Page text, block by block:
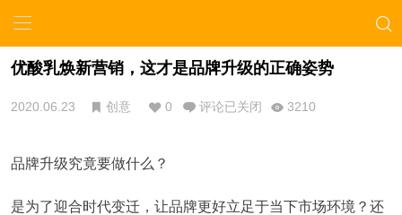
优酸乳焕新营销，这才是品牌升级的正确姿势
2020.06.23 创意 0 评论已关闭 3210
品牌升级究竟要做什么？
是为了迎合时代变迁，让品牌更好立足于当下市场环境？还